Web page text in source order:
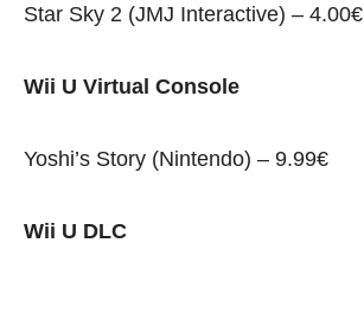
Star Sky 2 (JMJ Interactive) – 4.00€
Wii U Virtual Console
Yoshi’s Story (Nintendo) – 9.99€
Wii U DLC